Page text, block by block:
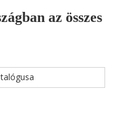
az összes